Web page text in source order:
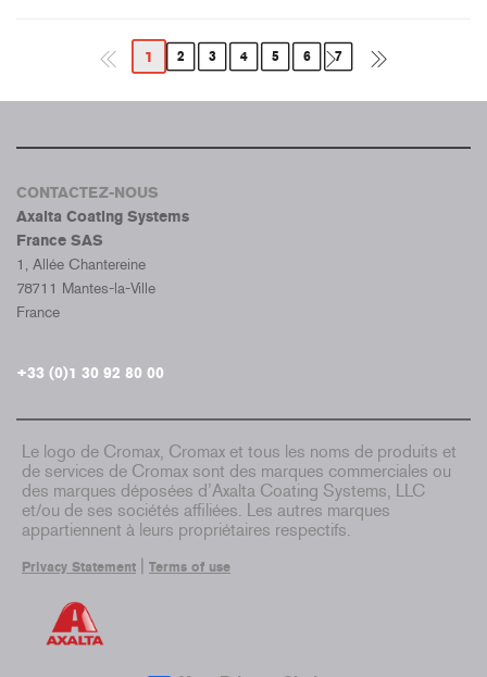
1 2 3 4 5 6 7
CONTACTEZ-NOUS
Axalta Coating Systems
France SAS
1, Allée Chantereine
78711 Mantes-la-Ville
France
+33 (0)1 30 92 80 00
Le logo de Cromax, Cromax et tous les noms de produits et
de services de Cromax sont des marques commerciales ou
des marques déposées d’Axalta Coating Systems, LLC
et/ou de ses sociétés affiliées. Les autres marques
appartiennent à leurs propriétaires respectifs.
Privacy Statement Terms of use